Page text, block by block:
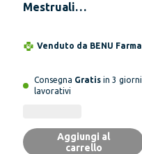
Mestruali
Con Cordino Estraibile
Lavanda
Venduto da BENU Farma
Consegna Gratis in 3 giorni
lavorativi
Aggiungi al
carrello